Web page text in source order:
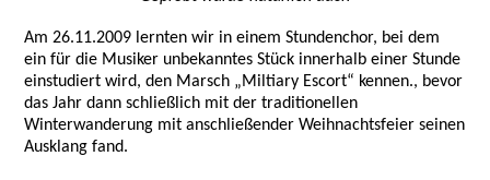
Am 26.11.2009 lernten wir in einem Stundenchor, bei dem
ein für die Musiker unbekanntes Stück innerhalb einer Stunde
einstudiert wird, den Marsch „Miltiary Escort“ kennen., bevor
das Jahr dann schließlich mit der traditionellen
Winterwanderung mit anschließender Weihnachtsfeier seinen
Ausklang fand.